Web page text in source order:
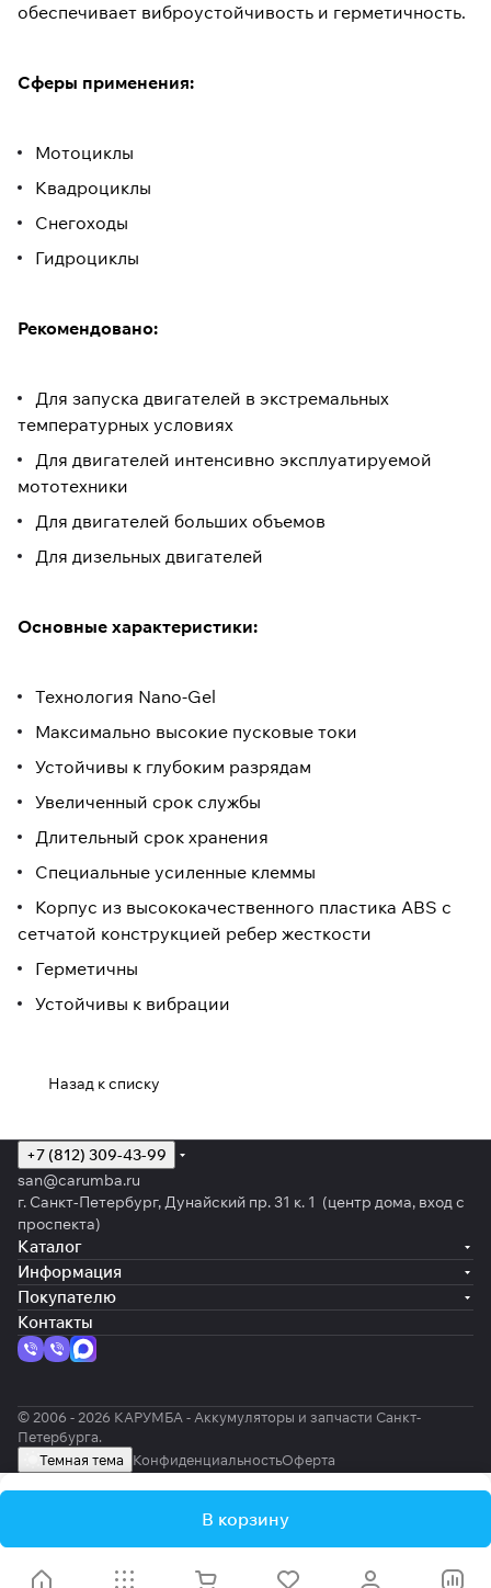
обеспечивает виброустойчивость и герметичность.
Сферы применения:
Мотоциклы
Квадроциклы
Снегоходы
Гидроциклы
Рекомендовано:
Для запуска двигателей в экстремальных
температурных условиях
Для двигателей интенсивно эксплуатируемой
мототехники
Для двигателей больших объемов
Для дизельных двигателей
Основные характеристики:
Технология Nano-Gel
Максимально высокие пусковые токи
Устойчивы к глубоким разрядам
Увеличенный срок службы
Длительный срок хранения
Специальные усиленные клеммы
Корпус из высококачественного пластика ABS с
сетчатой конструкцией ребер жесткости
Герметичны
Устойчивы к вибрации
Назад к списку
В корзину
+7 (812) 309-43-99
san@carumba.ru
г. Санкт-Петербург, Дунайский пр. 31 к. 1 (центр дома, вход с
проспекта)
Каталог
Информация
Покупателю
Контакты
© 2006 - 2026 КАРУМБА - Аккумуляторы и запчасти Санкт-
Петербурга.
Темная тема
КонфиденциальностьОферта